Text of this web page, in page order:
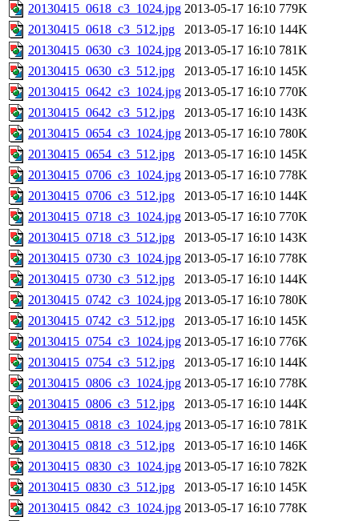
20130415_0618_c3_1024.jpg 2013-05-17 16:10 779K
20130415_0618_c3_512.jpg
2013-05-17 16:10 144K
20130415_0630_c3_1024.jpg 2013-05-17 16:10 781K
20130415_0630_c3_512.jpg
2013-05-17 16:10 145K
20130415_0642_c3_1024.jpg 2013-05-17 16:10 770K
20130415_0642_c3_512.jpg
2013-05-17 16:10 143K
20130415_0654_c3_1024.jpg 2013-05-17 16:10 780K
20130415_0654_c3_512.jpg
2013-05-17 16:10 145K
20130415_0706_c3_1024.jpg 2013-05-17 16:10 778K
20130415_0706_c3_512.jpg
2013-05-17 16:10 144K
20130415_0718_c3_1024.jpg 2013-05-17 16:10 770K
20130415_0718_c3_512.jpg
2013-05-17 16:10 143K
20130415_0730_c3_1024.jpg 2013-05-17 16:10 778K
20130415_0730_c3_512.jpg
2013-05-17 16:10 144K
20130415_0742_c3_1024.jpg 2013-05-17 16:10 780K
20130415_0742_c3_512.jpg
2013-05-17 16:10 145K
20130415_0754_c3_1024.jpg 2013-05-17 16:10 776K
20130415_0754_c3_512.jpg
2013-05-17 16:10 144K
20130415_0806_c3_1024.jpg 2013-05-17 16:10 778K
20130415_0806_c3_512.jpg
2013-05-17 16:10 144K
20130415_0818_c3_1024.jpg 2013-05-17 16:10 781K
20130415_0818_c3_512.jpg
2013-05-17 16:10 146K
20130415_0830_c3_1024.jpg 2013-05-17 16:10 782K
20130415_0830_c3_512.jpg
2013-05-17 16:10 145K
20130415_0842_c3_1024.jpg 2013-05-17 16:10 778K